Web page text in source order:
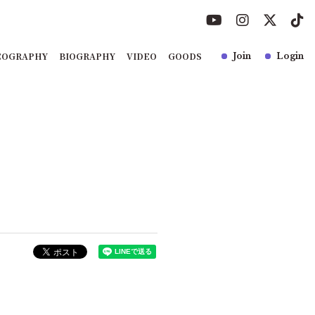
BIOGRAPHY VIDEO GOODS Join Login